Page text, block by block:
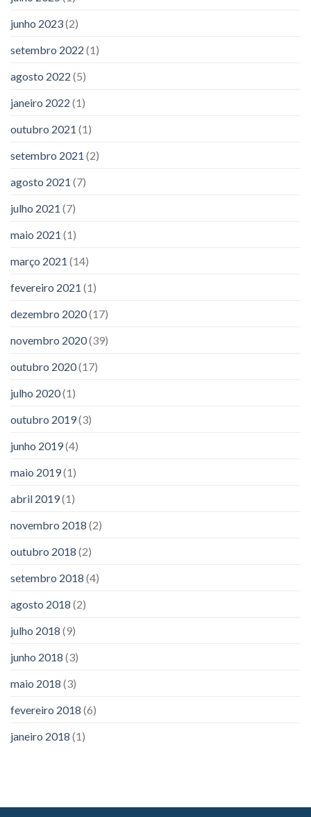
junho 2023(2)
setembro 2022 (1)
agosto 2022 (5)
janeiro 2022 (1)
outubro 2021 (1)
setembro 2021 (2)
agosto 2021 (7)
julho 2021 (7)
maio 2021 (1)
março 2021 (14)
fevereiro 2021 (1)
dezembro 2020(17)
novembro 2020(39)
outubro 2020(17)
julho 2020(1)
outubro 2019(3)
junho 2019(4)
maio 2019(1)
abril 2019(1)
novembro 2018 (2)
outubro 2018 (2)
setembro 2018 (4)
agosto 2018 (2)
julho 2018 (9)
junho 2018 (3)
maio 2018 (3)
fevereiro 2018 (6)
janeiro 2018 (1)